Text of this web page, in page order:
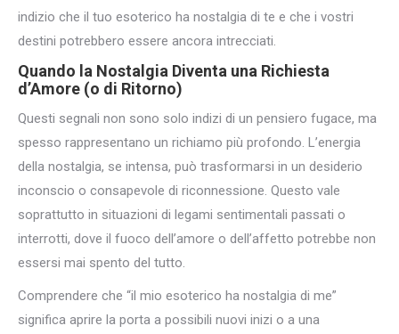
indizio che il tuo esoterico ha nostalgia di te e che i vostri
destini potrebbero essere ancora intrecciati.
Quando la Nostalgia Diventa una Richiesta
d’Amore (o di Ritorno)
Questi segnali non sono solo indizi di un pensiero fugace, ma
spesso rappresentano un richiamo più profondo. L’energia
della nostalgia, se intensa, può trasformarsi in un desiderio
inconscio o consapevole di riconnessione. Questo vale
soprattutto in situazioni di legami sentimentali passati o
interrotti, dove il fuoco dell’amore o dell’affetto potrebbe non
essersi mai spento del tutto.
Comprendere che “il mio esoterico ha nostalgia di me”
significa aprire la porta a possibili nuovi inizi o a una